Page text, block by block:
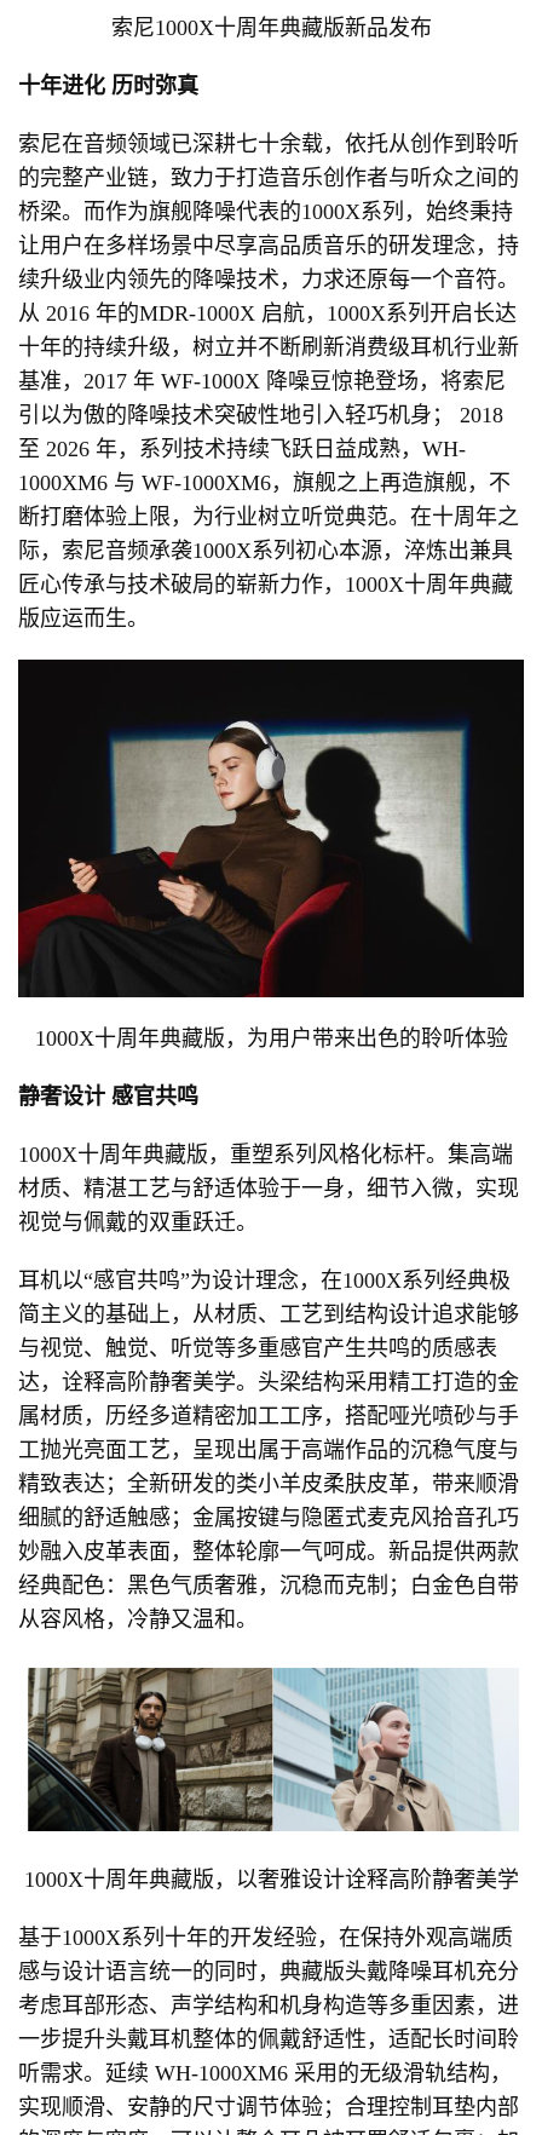
索尼1000X十周年典藏版新品发布
十年进化 历时弥真
索尼在音频领域已深耕七十余载，依托从创作到聆听
的完整产业链，致力于打造音乐创作者与听众之间的
桥梁。而作为旗舰降噪代表的1000X系列，始终秉持
让用户在多样场景中尽享高品质音乐的研发理念，持
续升级业内领先的降噪技术，力求还原每一个音符。
从 2016 年的MDR-1000X 启航，1000X系列开启长达
十年的持续升级，树立并不断刷新消费级耳机行业新
基准，2017 年 WF-1000X 降噪豆惊艳登场，将索尼
引以为傲的降噪技术突破性地引入轻巧机身； 2018
至 2026 年，系列技术持续飞跃日益成熟，WH-
1000XM6 与 WF-1000XM6，旗舰之上再造旗舰，不
断打磨体验上限，为行业树立听觉典范。在十周年之
际，索尼音频承袭1000X系列初心本源，淬炼出兼具
匠心传承与技术破局的崭新力作，1000X十周年典藏
版应运而生。
1000X十周年典藏版，为用户带来出色的聆听体验
静奢设计 感官共鸣
1000X十周年典藏版，重塑系列风格化标杆。集高端
材质、精湛工艺与舒适体验于一身，细节入微，实现
视觉与佩戴的双重跃迁。
耳机以“感官共鸣”为设计理念，在1000X系列经典极
简主义的基础上，从材质、工艺到结构设计追求能够
与视觉、触觉、听觉等多重感官产生共鸣的质感表
达，诠释高阶静奢美学。头梁结构采用精工打造的金
属材质，历经多道精密加工工序，搭配哑光喷砂与手
工抛光亮面工艺，呈现出属于高端作品的沉稳气度与
精致表达；全新研发的类小羊皮柔肤皮革，带来顺滑
细腻的舒适触感；金属按键与隐匿式麦克风拾音孔巧
妙融入皮革表面，整体轮廓一气呵成。新品提供两款
经典配色：黑色气质奢雅，沉稳而克制；白金色自带
从容风格，冷静又温和。
1000X十周年典藏版，以奢雅设计诠释高阶静奢美学
基于1000X系列十年的开发经验，在保持外观高端质
感与设计语言统一的同时，典藏版头戴降噪耳机充分
考虑耳部形态、声学结构和机身构造等多重因素，进
一步提升头戴耳机整体的佩戴舒适性，适配长时间聆
听需求。延续 WH-1000XM6 采用的无级滑轨结构，
实现顺滑、安静的尺寸调节体验；合理控制耳垫内部